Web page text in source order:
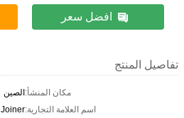
افضل سعر
تفاصيل المنتج
مكان المنشأ:الصين
اسم العلامة التجارية:Joiner